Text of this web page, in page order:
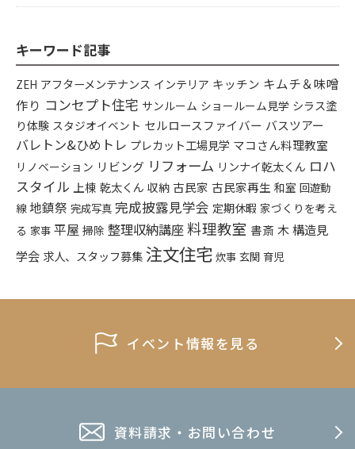
キーワード記事
ZEH アフターメンテナンス インテリア キッチン キムチ＆味噌
作り コンセプト住宅 サンルーム ショールーム見学 シラス塗
り体験 スタジオイベント セルロースファイバー バスツアー
バレトン&ひめトレ プレカット工場見学 マコさん料理教室
リノベーション リビング リフォーム リンナイ乾太くん ロハ
スタイル 上棟 乾太くん 収納 古民家 古民家再生 和室 回遊動
線 地鎮祭 完成写真 完成披露見学会 定期休暇 家づくりを考え
る 家事 平屋 掃除 整理収納講座料理教室 書斎 木構造見
学会 求人、スタッフ募集注文住宅 炊事 玄関 育児
イベント情報を見る
資料請求・お問い合わせ